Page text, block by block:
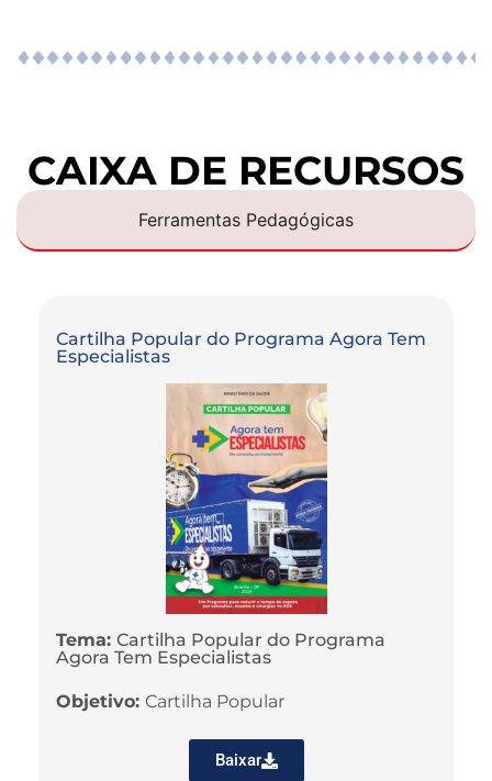
CAIXA DE RECURSOS
Ferramentas Pedagógicas
Cartilha Popular do Programa Agora Tem
Especialistas
Tema: Cartilha Popular do Programa
Agora Tem Especialistas
Objetivo: Cartilha Popular
Baixar